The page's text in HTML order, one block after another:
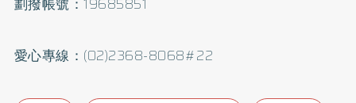
愛心專線：(02)2368-8068#22